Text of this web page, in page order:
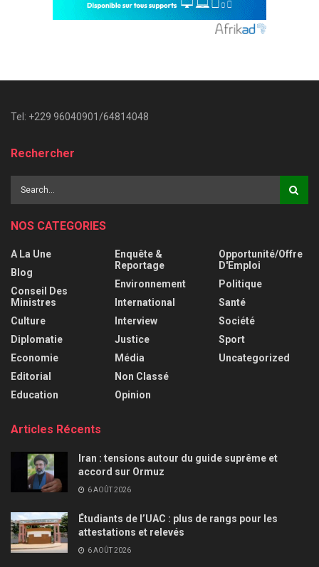
Tel: +229 96040901/64814048
Rechercher
NOS CATEGORIES
A La Une
Blog
Conseil Des
Ministres
Culture
Diplomatie
Economie
Editorial
Education
Enquête &
Reportage
Environnement
International
Interview
Justice
Média
Non Classé
Opinion
Opportunité/Offre
D'Emploi
Politique
Santé
Société
Sport
Uncategorized
Articles Récents
Iran : tensions autour du guide suprême et
accord sur Ormuz
6 AOÛT 2026
Étudiants de l’UAC : plus de rangs pour les
attestations et relevés
6 AOÛT 2026